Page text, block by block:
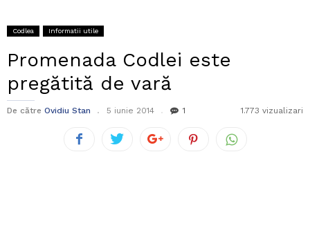
Codlea Informatii utile
Promenada Codlei este
pregătită de vară
De către Ovidiu Stan 5 iunie 2014 1 1.773 vizualizari